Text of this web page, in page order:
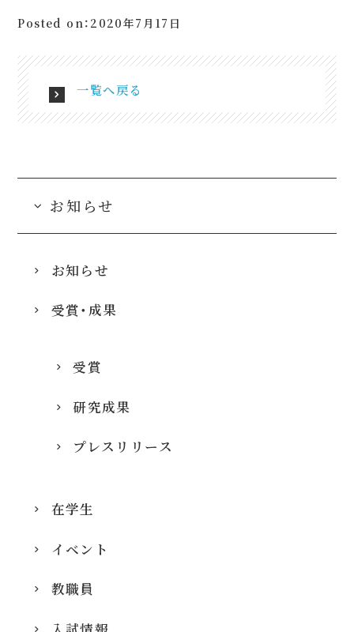
Posted on：2020年7月17日
一覧へ戻る
お知らせ
お知らせ
受賞・成果
受賞
研究成果
プレスリリース
在学生
イベント
教職員